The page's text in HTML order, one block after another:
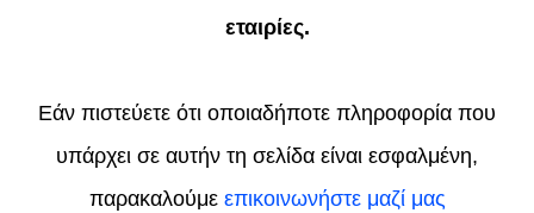
εταιρίες.
Εάν πιστεύετε ότι οποιαδήποτε πληροφορία που
υπάρχει σε αυτήν τη σελίδα είναι εσφαλμένη,
παρακαλούμε επικοινωνήστε μαζί μας